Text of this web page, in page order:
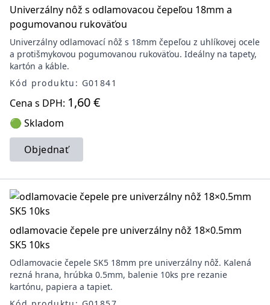
Univerzálny nôž s odlamovacou čepeľou 18mm a
pogumovanou rukoväťou
Univerzálny odlamovací nôž s 18mm čepeľou z uhlíkovej ocele
a protišmykovou pogumovanou rukoväťou. Ideálny na tapety,
kartón a káble.
Kód produktu: G01841
Cena s DPH: 1,60 €
🟢 Skladom
Objednať
odlamovacie čepele pre univerzálny nôž 18×0.5mm
SK5 10ks
Odlamovacie čepele SK5 18mm pre univerzálny nôž. Kalená
rezná hrana, hrúbka 0.5mm, balenie 10ks pre rezanie
kartónu, papiera a tapiet.